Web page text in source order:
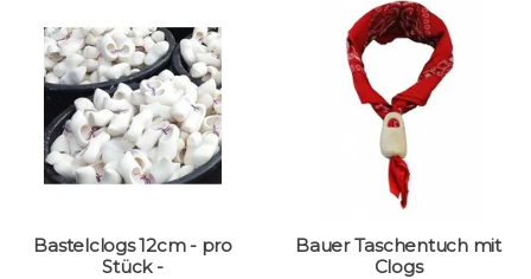
Bastelclogs 12cm - pro
Stück -
Bauer Taschentuch mit
Clogs